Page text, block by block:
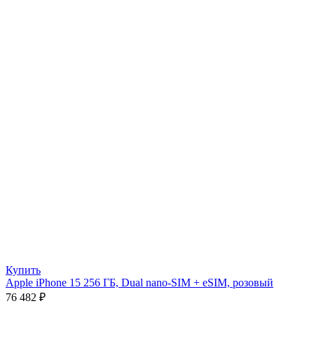
Купить
Apple iPhone 15 256 ГБ, Dual nano-SIM + eSIM, розовый
76 482 ₽